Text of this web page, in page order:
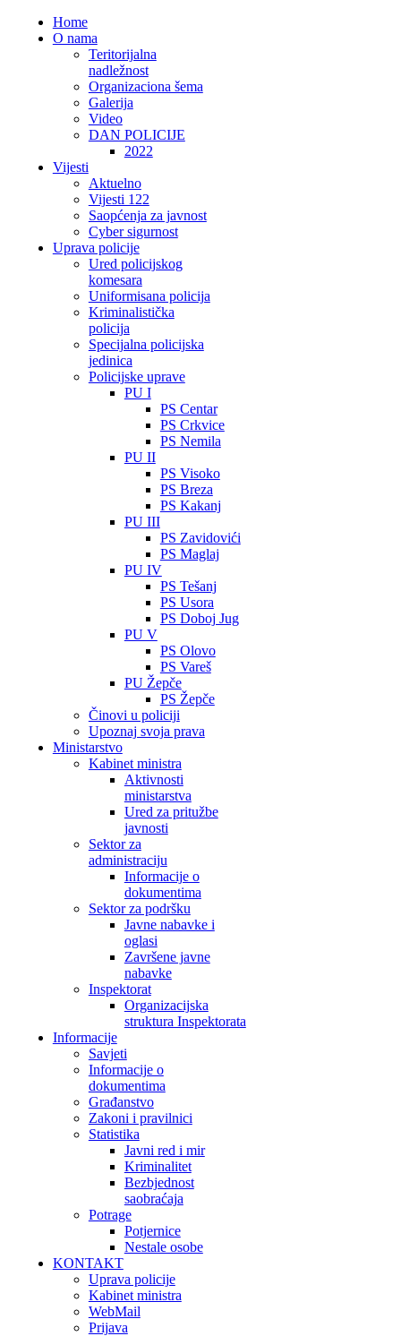
Home
O nama
Teritorijalna
nadležnost
Organizaciona šema
Galerija
Video
DAN POLICIJE
2022
Vijesti
Aktuelno
Vijesti 122
Saopćenja za javnost
Cyber sigurnost
Uprava policije
Ured policijskog
komesara
Uniformisana policija
Kriminalistička
policija
Specijalna policijska
jedinica
Policijske uprave
PU I
PS Centar
PS Crkvice
PS Nemila
PU II
PS Visoko
PS Breza
PS Kakanj
PU III
PS Zavidovići
PS Maglaj
PU IV
PS Tešanj
PS Usora
PS Doboj Jug
PU V
PS Olovo
PS Vareš
PU Žepče
PS Žepče
Činovi u policiji
Upoznaj svoja prava
Ministarstvo
Kabinet ministra
Aktivnosti
ministarstva
Ured za pritužbe
javnosti
Sektor za
administraciju
Informacije o
dokumentima
Sektor za podršku
Javne nabavke i
oglasi
Završene javne
nabavke
Inspektorat
Organizacijska
struktura Inspektorata
Informacije
Savjeti
Informacije o
dokumentima
Građanstvo
Zakoni i pravilnici
Statistika
Javni red i mir
Kriminalitet
Bezbjednost
saobraćaja
Potrage
Potjernice
Nestale osobe
KONTAKT
Uprava policije
Kabinet ministra
WebMail
Prijava